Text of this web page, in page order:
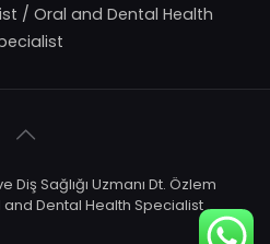
/ Oral and Dental Health
Diş Sağlığı Uzmanı Dt. Özlem
Dental Health Specialist